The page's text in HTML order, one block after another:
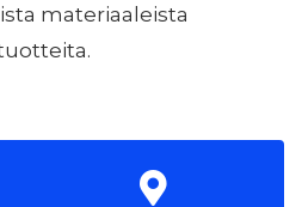
materiaaleista